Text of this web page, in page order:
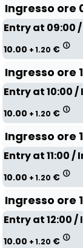
Ingresso ore
Entry at 09:00
10.00 + 1.20 €
Ingresso ore
Entry at 10:00
10.00 + 1.20 €
Ingresso ore
Entry at 11:00
10.00 + 1.20 €
Ingresso ore
Entry at 12:00
10.00 + 1.20 €